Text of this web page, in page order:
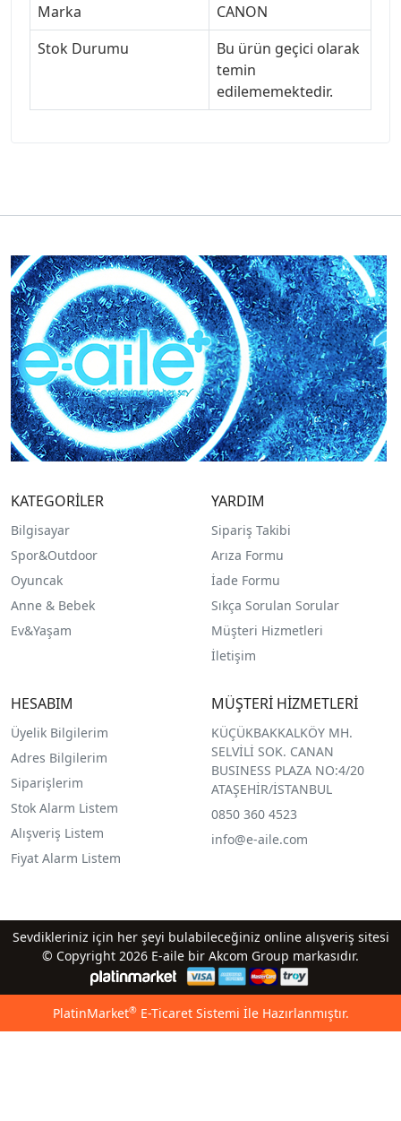
Marka
CANON
Stok Durumu
Bu ürün geçici olarak
temin
edilememektedir.
KATEGORİLER
Bilgisayar
Spor&Outdoor
Oyuncak
Anne & Bebek
Ev&Yaşam
YARDIM
Sipariş Takibi
Arıza Formu
İade Formu
Sıkça Sorulan Sorular
Müşteri Hizmetleri
İletişim
HESABIM
Üyelik Bilgilerim
Adres Bilgilerim
Siparişlerim
Stok Alarm Listem
Alışveriş Listem
Fiyat Alarm Listem
MÜŞTERİ HİZMETLERİ
KÜÇÜKBAKKALKÖY MH.
SELVİLİ SOK. CANAN
BUSINESS PLAZA NO:4/20
ATAŞEHİR/İSTANBUL
0850 360 4523
info@e-aile.com
Sevdikleriniz için her şeyi bulabileceğiniz online alışveriş sitesi
© Copyright 2026 E-aile bir Akcom Group markasıdır.
PlatinMarket®E-Ticaret Sistemi İle Hazırlanmıştır.